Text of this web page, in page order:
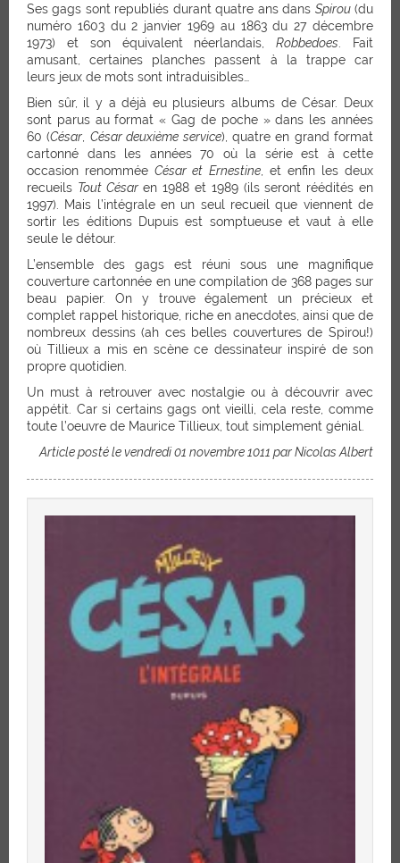
Ses gags sont republiés durant quatre ans dans Spirou(du
numéro 1603 du 2 janvier 1969 au 1863 du 27 décembre
1973) et son équivalent néerlandais,Robbedoes . Fait
amusant, certaines planches passent à la trappe car
leurs jeux de mots sont intraduisibles…
Bien sûr, il y a déjà eu plusieurs albums de César. Deux
sont parus au format « Gag de poche » dans les années
60 (César César deuxième service), quatre en grand format
cartonné dans les années 70 où la série est à cette
occasion renomméeCésar et Ernestine, et enfin les deux
recueils Tout Césaren 1988 et 1989 (ils seront réédités en
1997). Mais l’intégrale en un seul recueil que viennent de
sortir les éditions Dupuis est somptueuse et vaut à elle
seule le détour.
L’ensemble des gags est réuni sous une magnifique
couverture cartonnée en une compilation de 368 pages sur
beau papier. On y trouve également un précieux et
complet rappel historique, riche en anecdotes, ainsi que de
nombreux dessins (ah ces belles couvertures de Spirou!)
où Tillieux a mis en scène ce dessinateur inspiré de son
propre quotidien.
Un must à retrouver avec nostalgie ou à découvrir avec
appétit. Car si certains gags ont vieilli, cela reste, comme
toute l’oeuvre de Maurice Tillieux, tout simplement génial.
Article posté le vendredi 01 novembre 1011 par Nicolas Albert